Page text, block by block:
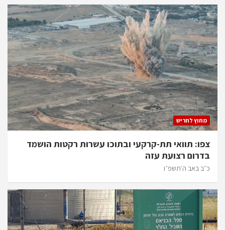
מחוץ לחריש
צפו: תוואי תת-קרקעי ובתוכו עשרות רקטות הושמד
בדרום רצועת עזה
כ״ב באב ה׳תשפ״ו